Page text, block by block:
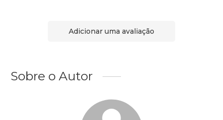
Adicionar uma avaliação
Sobre o Autor